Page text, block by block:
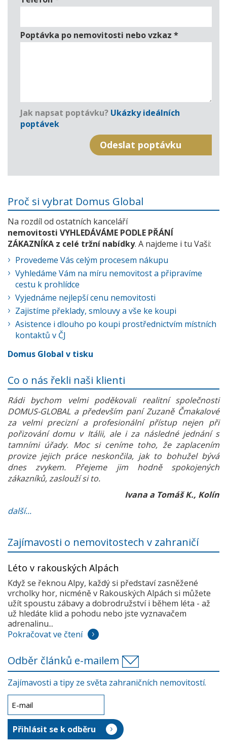
Poptávka po nemovitosti nebo vzkaz *
Jak napsat poptávku? Ukázky ideálních
poptávek
Proč si vybrat Domus Global
Na rozdíl od ostatních kanceláří
nemovitosti VYHLEDÁVÁME PODLE PŘÁNÍ
ZÁKAZNÍKA z celé tržní nabídky. A najdeme i tu Vaši:
Provedeme Vás celým procesem nákupu
Vyhledáme Vám na míru nemovitost a připravíme
cestu k prohlídce
Vyjednáme nejlepší cenu nemovitosti
Zajistíme překlady, smlouvy a vše ke koupi
Asistence i dlouho po koupi prostřednictvím místních
kontaktů v ČJ
Domus Global v tisku
Co o nás řekli naši klienti
Rádi bychom velmi poděkovali realitní společnosti
DOMUS-GLOBAL a především paní Zuzaně Čmakalové
za velmi precizní a profesionální přístup nejen při
pořizování domu v Itálii, ale i za následné jednání s
tamními úřady. Moc si ceníme toho, že zaplacením
provize jejich práce neskončila, jak to bohužel bývá
dnes zvykem. Přejeme jim hodně spokojených
zákazníků, zaslouží si to.
Ivana a Tomáš K., Kolín
další...
Zajímavosti o nemovitostech v zahraničí
Léto v rakouských Alpách
Když se řeknou Alpy, každý si představí zasněžené
vrcholky hor, nicméně v Rakouských Alpách si můžete
užít spoustu zábavy a dobrodružství i během léta - až
už hledáte klid a pohodu nebo jste vyznavačem
adrenalinu...
Pokračovat ve čtení
Odběr článků e-mailem
Zajímavosti a tipy ze světa zahraničních nemovitostí.